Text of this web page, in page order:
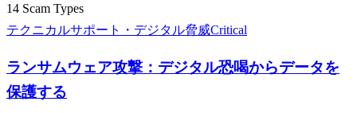
14 Scam Types
テクニカルサポート・デジタル脅威Critical
ランサムウェア攻撃：デジタル恐喝からデータを
保護する